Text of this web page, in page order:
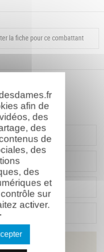
la fiche pour ce combattant
virtuel
afin de
des
des
de
des
des
et
sur
activer.